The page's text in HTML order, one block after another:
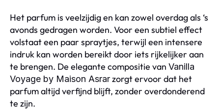
Het parfum is veelzijdig en kan zowel overdag als ‘s
avonds gedragen worden. Voor een subtiel effect
volstaat een paar spraytjes, terwijl een intensere
indruk kan worden bereikt door iets rijkelijker aan
te brengen. De elegante compositie van Vanilla
Voyage by Maison Asrarzorgt ervoor dat het
parfum altijd verfijnd blijft, zonder overdonderend
te zijn.